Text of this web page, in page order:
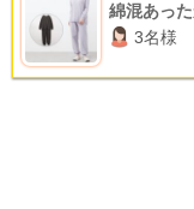
綿混あっ
3名様